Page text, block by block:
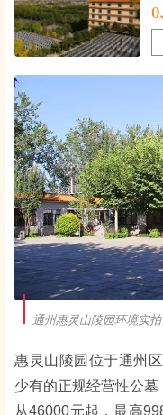
通州惠灵山陵园环境实拍
惠灵山陵园位于通州
少有的正规经营性公
从46000元起，最高